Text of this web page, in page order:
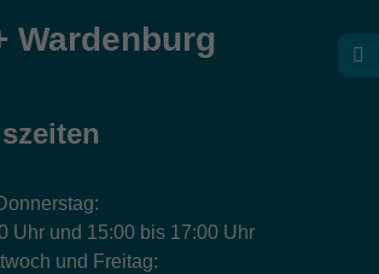
Wardenburg
Uhr und 15:00 bis 17:00 Uhr
und Freitag: